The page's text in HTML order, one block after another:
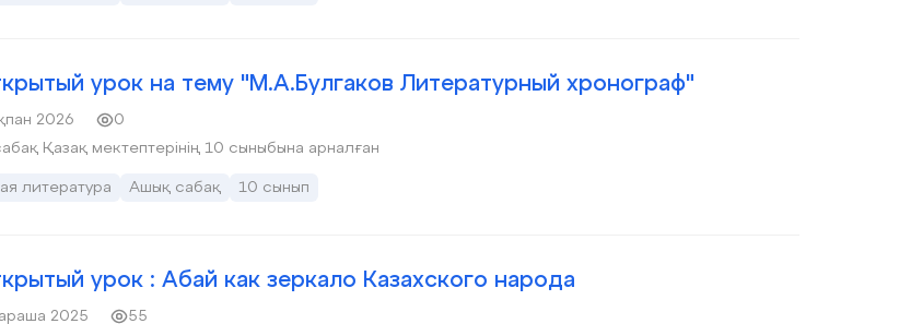
урок на тему "М.А.Булгаков Литературный хронограф"
2026
0
Қазақ мектептерінің 10 сыныбына арналған
литература Ашық сабақ 10 сынып
урок : Абай как зеркало Казахского народа
2025
55